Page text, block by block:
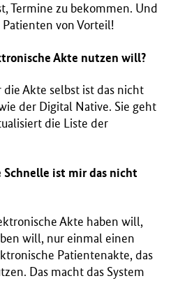
Termine zu bekommen. Und
von Vorteil!
Akte nutzen will?
Akte selbst ist das nicht
der Digital Native. Sie geht
die Liste der
ist mir das nicht
Akte haben will,
will, nur einmal einen
Patientenakte, das
Das macht das System